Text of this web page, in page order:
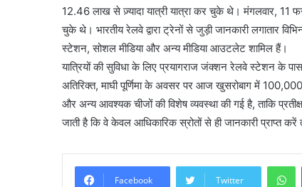
12.46 लाख से ज़्यादा यात्री यात्रा कर चुके थे। मंगलवार, 11
चुके थे। भारतीय रेलवे द्वारा ट्रेनों से जुड़ी जानकारी लगातार
स्टेशन, सोशल मीडिया और अन्य मीडिया आउटलेट शामिल हैं।
यात्रियों की सुविधा के लिए प्रयागराज जंक्शन रेलवे स्टेशन के
अतिरिक्त, माघी पूर्णिमा के अवसर पर आज खुसरोबाग में 100,000
और अन्य आवश्यक चीजों की विशेष व्यवस्था की गई है, ताकि
जाती है कि वे केवल आधिकारिक स्रोतों से ही जानकारी प्राप्त
Facebook Twitter